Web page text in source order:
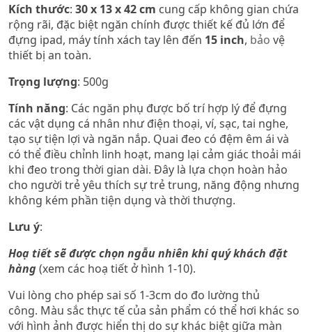
Kích thước: 30 x 13 x 42 cm cung cấp không gian chứa
rộng rãi, đặc biệt ngăn chính được thiết kế đủ lớn để
đựng ipad, máy tính xách tay lên đến 15 inch, bảo vệ
thiết bị an toàn.
Trọng lượng: 500g
Tính năng: Các ngăn phụ được bố trí hợp lý để đựng
các vật dụng cá nhân như điện thoại, ví, sạc, tai nghe,
tạo sự tiện lợi và ngăn nắp. Quai đeo có đệm êm ái và
có thể điều chỉnh linh hoạt, mang lại cảm giác thoải mái
khi đeo trong thời gian dài. Đây là lựa chọn hoàn hảo
cho người trẻ yêu thích sự trẻ trung, năng động nhưng
không kém phần tiện dụng và thời thượng.​
Lưu ý:
Hoạ tiết sẽ được chọn ngẫu nhiên khi quý khách đặt
hàng(xem các hoạ tiết ở hình 1-10).
Vui lòng cho phép sai số 1-3cm do đo lường thủ
công. Màu sắc thực tế của sản phẩm có thể hơi khác so
với hình ảnh được hiển thị do sự khác biệt giữa màn